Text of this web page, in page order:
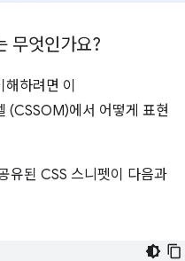
무엇인가요?
하려면 이
(CSSOM)에서 어떻게 표현
유된 CSS 스니펫이 다음과